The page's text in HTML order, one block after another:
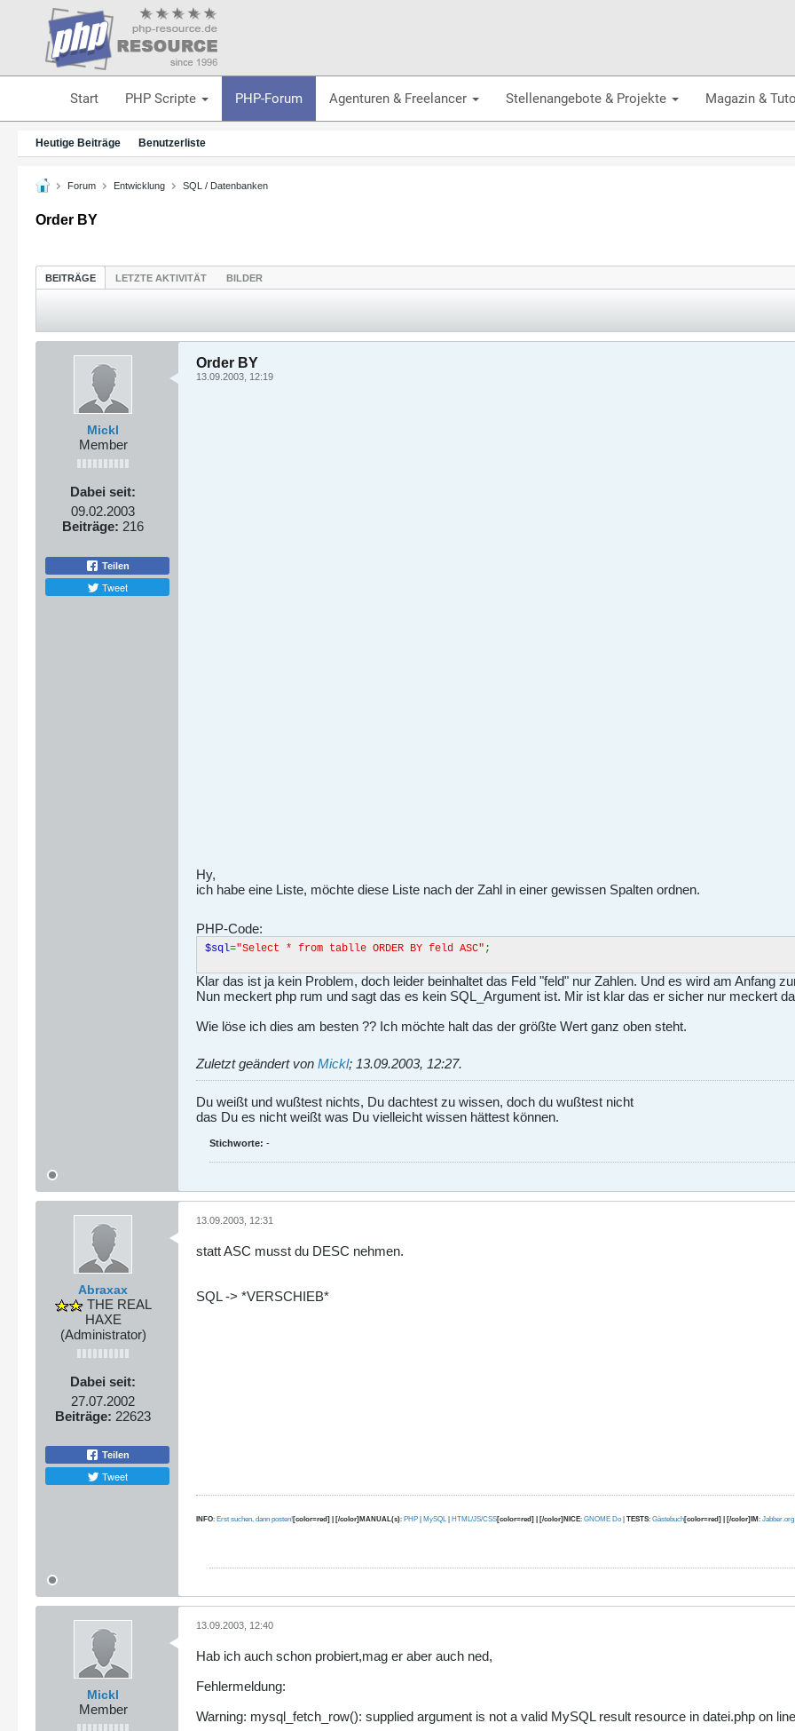
Start PHP Scripte PHP-Forum Agenturen & Freelancer Stellenangebote & Projekte Magazin &
Heutige Beiträge Benutzerliste
Forum Entwicklung SQL / Datenbanken
Order BY
BEITRÄGE LETZTE AKTIVITÄT BILDER
Mickl
Member
Dabei seit:
09.02.2003
Beiträge: 216
Teilen
Tweet
Order BY
13.09.2003, 12:19
Hy,
ich habe eine Liste, möchte diese Liste nach der Zahl in einer gewissen Spalten ordnen.
PHP-Code:
$sql="Select * from tablle ORDER BY feld ASC" ;
Klar das ist ja kein Problem, doch leider beinhaltet das Feld "feld" nur Zahlen. Und es wird am Anfang
Nun meckert php rum und sagt das es kein SQL_Argument ist. Mir ist klar das er sicher nur meckert
Wie löse ich dies am besten ?? Ich möchte halt das der größte Wert ganz oben steht.
Zuletzt geändert von Mickl; 13.09.2003, 12:27.
Du weißt und wußtest nichts, Du dachtest zu wissen, doch du wußtest nicht
das Du es nicht weißt was Du vielleicht wissen hättest können.
Stichworte: -
Abraxax
THE REAL
HAXE
(Administrator)
Dabei seit:
27.07.2002
Beiträge: 22623
Teilen
Tweet
13.09.2003, 12:31
statt ASC musst du DESC nehmen.
SQL -> *VERSCHIEB*
INFO: Erst suchen, dann posten![color=red] | [/color]MANUAL(s): PHP | MySQL | HTML/JS/CSS[color=red] | [/color]NICE: GNOME Do | TESTS: Gästebuch[color=red] | [/color]IM: Jabber.org
Mickl
Member
13.09.2003, 12:40
Hab ich auch schon probiert,mag er aber auch ned,
Fehlermeldung:
Warning: mysql_fetch_row(): supplied argument is not a valid MySQL result resource in datei.php on